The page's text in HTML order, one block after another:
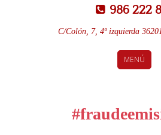
986 222
C/Colón, 7, 4º izquierda
MENÚ